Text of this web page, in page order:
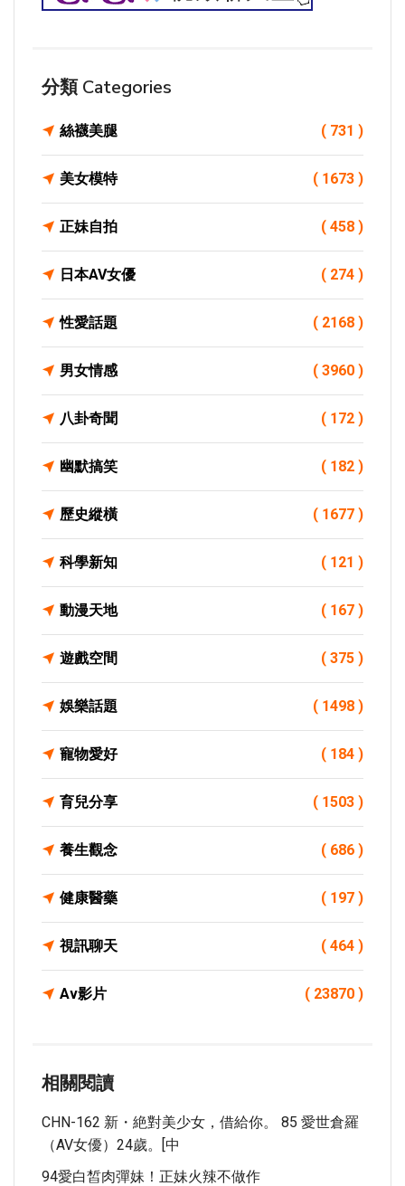
分類 Categories
絲襪美腿 ( 731 )
美女模特 ( 1673 )
正妹自拍 ( 458 )
日本AV女優 ( 274 )
性愛話題 ( 2168 )
男女情感 ( 3960 )
八卦奇聞 ( 172 )
幽默搞笑 ( 182 )
歷史縱橫 ( 1677 )
科學新知 ( 121 )
動漫天地 ( 167 )
遊戲空間 ( 375 )
娛樂話題 ( 1498 )
寵物愛好 ( 184 )
育兒分享 ( 1503 )
養生觀念 ( 686 )
健康醫藥 ( 197 )
視訊聊天 ( 464 )
Av影片 ( 23870 )
相關閱讀
CHN-162 新・絶對美少女，借給你。 85 愛世倉羅
（AV女優）24歲。[中
94愛白皙肉彈妹！正妹火辣不做作